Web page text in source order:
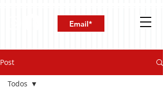
Post
Todos